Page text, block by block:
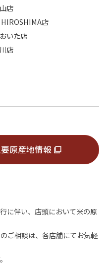
店
店
いた店
店
原産地情報
に伴い、店頭において米の原
ご相談は、各店舗にてお気軽